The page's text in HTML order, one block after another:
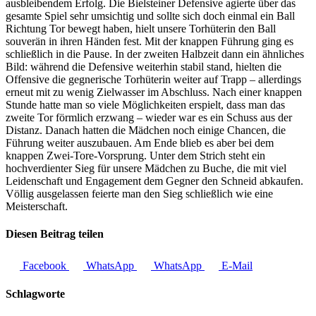
ausbleibendem Erfolg. Die Bielsteiner Defensive agierte über das
gesamte Spiel sehr umsichtig und sollte sich doch einmal ein Ball
Richtung Tor bewegt haben, hielt unsere Torhüterin den Ball
souverän in ihren Händen fest. Mit der knappen Führung ging es
schließlich in die Pause. In der zweiten Halbzeit dann ein ähnliches
Bild: während die Defensive weiterhin stabil stand, hielten die
Offensive die gegnerische Torhüterin weiter auf Trapp – allerdings
erneut mit zu wenig Zielwasser im Abschluss. Nach einer knappen
Stunde hatte man so viele Möglichkeiten erspielt, dass man das
zweite Tor förmlich erzwang – wieder war es ein Schuss aus der
Distanz. Danach hatten die Mädchen noch einige Chancen, die
Führung weiter auszubauen. Am Ende blieb es aber bei dem
knappen Zwei-Tore-Vorsprung. Unter dem Strich steht ein
hochverdienter Sieg für unsere Mädchen zu Buche, die mit viel
Leidenschaft und Engagement dem Gegner den Schneid abkaufen.
Völlig ausgelassen feierte man den Sieg schließlich wie eine
Meisterschaft.
Diesen Beitrag teilen
Facebook WhatsApp WhatsApp E-Mail
Schlagworte